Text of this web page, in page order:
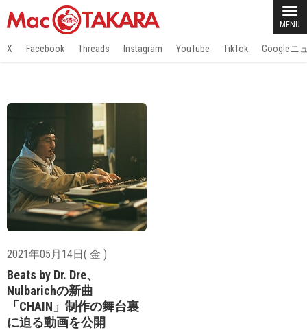
MENU
X Facebook Threads Instagram YouTube TikTok Googleニ
2021年05月14日( 金 )
Beats by Dr. Dre、
Nulbarichの新曲
「CHAIN」制作の舞台裏
に迫る動画を公開